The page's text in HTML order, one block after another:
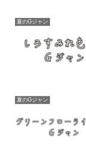
夏のGジャン
夏のGジャン